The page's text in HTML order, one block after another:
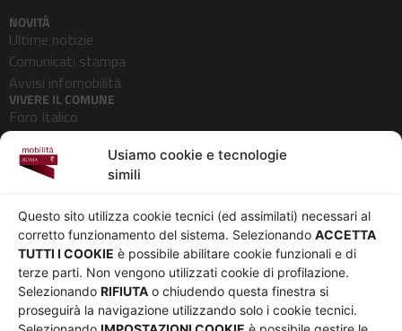
Usiamo cookie e tecnologie
simili
Questo sito utilizza cookie tecnici (ed assimilati) necessari al
corretto funzionamento del sistema. Selezionando ACCETTA
TUTTI I COOKIE è possibile abilitare cookie funzionali e di
terze parti. Non vengono utilizzati cookie di profilazione.
Selezionando RIFIUTA o chiudendo questa finestra si
proseguirà la navigazione utilizzando solo i cookie tecnici.
NOVITÀ
Ultime notizie
Comunicati stampa
Avvisi infomobilità
VIVERE IL COMUNE
Foro Italico
Pedonalizzazioni
Aeroporti
Chi siamo
Governance
Whistleblowing
Co-Marketing
Social media policy
Informativa Cookie
Privacy
Parità di genere
Amministrazione
trasparente
Bandi e gare
Note legali